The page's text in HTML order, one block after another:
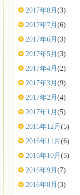
2017年8月 (3)
2017年7月 (6)
2017年6月 (3)
2017年5月 (3)
2017年4月 (2)
2017年3月 (9)
2017年2月 (4)
2017年1月 (5)
2016年12月 (5)
2016年11月 (6)
2016年10月 (5)
2016年9月 (7)
2016年8月 (3)